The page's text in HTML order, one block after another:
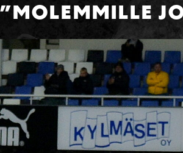
”MOLEMMILLE